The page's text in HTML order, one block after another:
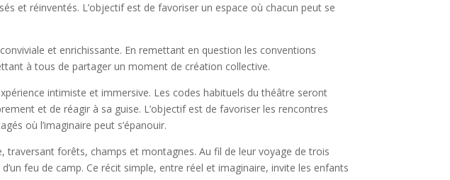
et réinventés. L’objectif est de favoriser un espace où chacun peut se
et enrichissante. En remettant en question les conventions
à tous de partager un moment de création collective.
intimiste et immersive. Les codes habituels du théâtre seront
et de réagir à sa guise. L’objectif est de favoriser les rencontres
où l’imaginaire peut s’épanouir.
traversant forêts, champs et montagnes. Au fil de leur voyage de trois
feu de camp. Ce récit simple, entre réel et imaginaire, invite les enfants